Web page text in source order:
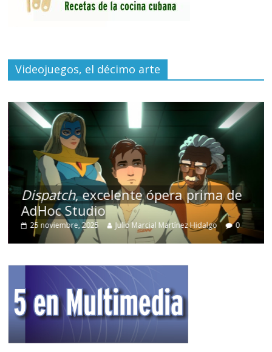
Videojuegos, el décimo arte
Dispatch, excelente ópera prima de
AdHoc Studio
25 noviembre, 2025 Julio Marcial Martínez Hidalgo 0